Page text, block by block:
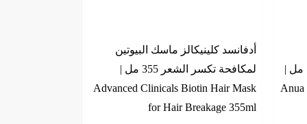
كيرسيتينول هارت ليف من ، 150 مل |
Anua
أدفانسد كلينيكالز ماسك البيوتين
لمكافحة تكسر الشعر 355 مل |
Advanced Clinicals Biotin Hair Mask
for Hair Breakage 355ml